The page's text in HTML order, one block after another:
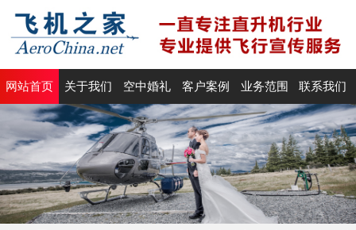
网站首页 关于我们 空中婚礼 客户案例 业务范围 联系我们